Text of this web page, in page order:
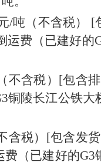
吨（不含税） [
费（已建好
含税）[包含
铜陵长江公铁
税）[包含发
（已建好的